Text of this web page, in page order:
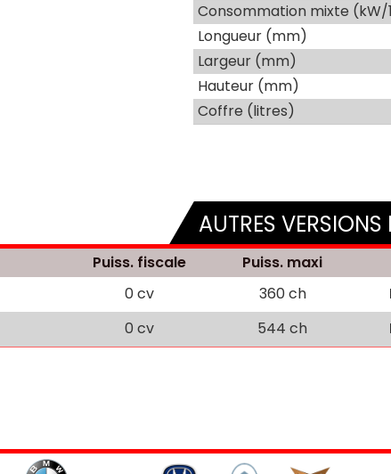
Consommation mixte (kW/
Longueur (mm)
Largeur (mm)
Hauteur (mm)
Coffre (litres)
AUTRES
Puiss. fiscale Puiss. maxi
0 cv 360 ch
0 cv 544 ch